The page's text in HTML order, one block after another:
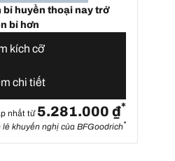
bỉ huyền thoại nay trở
bỉ hơn
kích cỡ
chi tiết
nhất từ 5.281.000 ₫*
lẻ khuyến nghị của BFGoodrich*